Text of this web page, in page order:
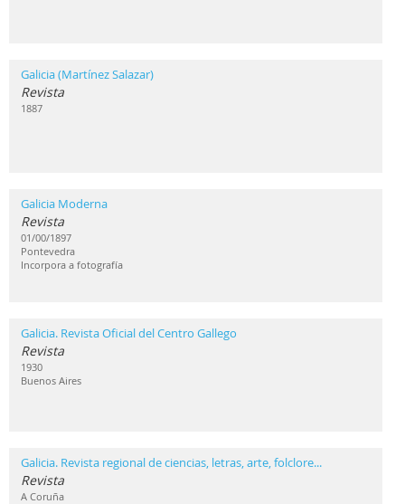
Galicia (Martínez Salazar)
Revista
1887
Galicia Moderna
Revista
01/00/1897
Pontevedra
Incorpora a fotografía
Galicia. Revista Oficial del Centro Gallego
Revista
1930
Buenos Aires
Galicia. Revista regional de ciencias, letras, arte, folclore...
Revista
A Coruña